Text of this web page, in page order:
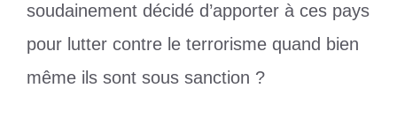
soudainement décidé d’apporter à ces pays
pour lutter contre le terrorisme quand bien
même ils sont sous sanction ?